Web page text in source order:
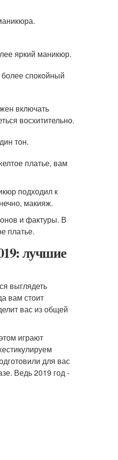
яркий маникюр.
спокойный
включать
восхитительно.
тон.
платье, вам
подходил к
макияж.
и фактуры. В
платье.
лучшие
выглядеть
вам стоит
вас из общей
играют
для вас
Ведь 2019 год -